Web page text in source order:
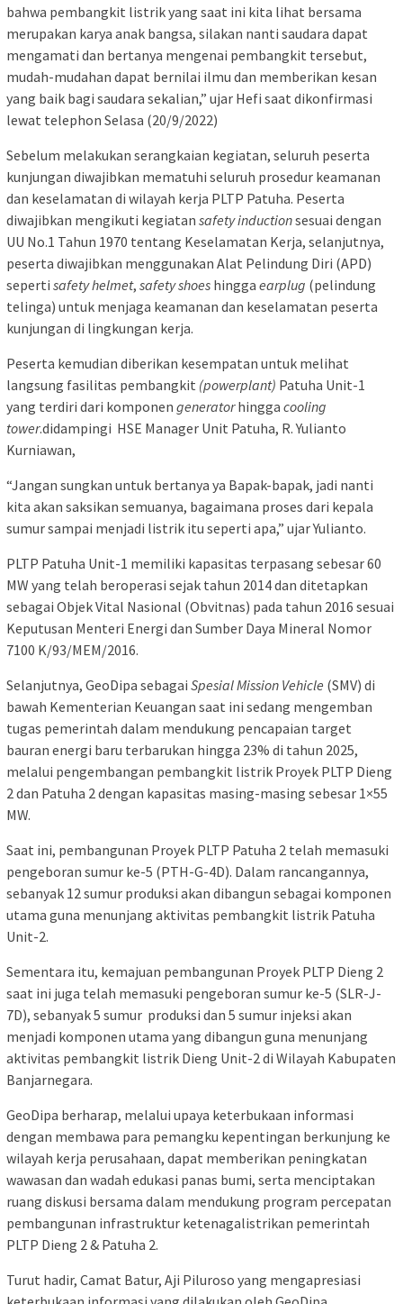
bahwa pembangkit listrik yang saat ini kita lihat bersama
merupakan karya anak bangsa, silakan nanti saudara dapat
mengamati dan bertanya mengenai pembangkit tersebut,
mudah-mudahan dapat bernilai ilmu dan memberikan kesan
yang baik bagi saudara sekalian,” ujar Hefi saat dikonfirmasi
lewat telephon Selasa (20/9/2022)
Sebelum melakukan serangkaian kegiatan, seluruh peserta
kunjungan diwajibkan mematuhi seluruh prosedur keamanan
dan keselamatan di wilayah kerja PLTP Patuha. Peserta
diwajibkan mengikuti kegiatan safety inductionsesuai dengan
UU No.1 Tahun 1970 tentang Keselamatan Kerja, selanjutnya,
peserta diwajibkan menggunakan Alat Pelindung Diri (APD)
seperti safetyhelmet, safety shoes hingga earplug (pelindung
telinga) untuk menjaga keamanan dan keselamatan peserta
kunjungan di lingkungan kerja.
Peserta kemudian diberikan kesempatan untuk melihat
langsung fasilitas pembangkit (powerplant) Patuha Unit-1
yang terdiri dari komponen generatorhingga cooling
tower.didampingi HSE Manager Unit Patuha, R. Yulianto
Kurniawan,
“Jangan sungkan untuk bertanya ya Bapak-bapak, jadi nanti
kita akan saksikan semuanya, bagaimana proses dari kepala
sumur sampai menjadi listrik itu seperti apa,” ujar Yulianto.
PLTP Patuha Unit-1 memiliki kapasitas terpasang sebesar 60
MW yang telah beroperasi sejak tahun 2014 dan ditetapkan
sebagai Objek Vital Nasional (Obvitnas) pada tahun 2016 sesuai
Keputusan Menteri Energi dan Sumber Daya Mineral Nomor
7100 K/93/MEM/2016.
Selanjutnya, GeoDipa sebagai Spesial Mission Vehicle (SMV) di
bawah Kementerian Keuangan saat ini sedang mengemban
tugas pemerintah dalam mendukung pencapaian target
bauran energi baru terbarukan hingga 23% di tahun 2025,
melalui pengembangan pembangkit listrik Proyek PLTP Dieng
2 dan Patuha 2 dengan kapasitas masing-masing sebesar 1×55
MW.
Saat ini, pembangunan Proyek PLTP Patuha 2 telah memasuki
pengeboran sumur ke-5 (PTH-G-4D). Dalam rancangannya,
sebanyak 12 sumur produksi akan dibangun sebagai komponen
utama guna menunjang aktivitas pembangkit listrik Patuha
Unit-2.
Sementara itu, kemajuan pembangunan Proyek PLTP Dieng 2
saat ini juga telah memasuki pengeboran sumur ke-5 (SLR-J-
7D), sebanyak 5 sumur produksi dan 5 sumur injeksi akan
menjadi komponen utama yang dibangun guna menunjang
aktivitas pembangkit listrik Dieng Unit-2 di Wilayah Kabupaten
Banjarnegara.
GeoDipa berharap, melalui upaya keterbukaan informasi
dengan membawa para pemangku kepentingan berkunjung ke
wilayah kerja perusahaan, dapat memberikan peningkatan
wawasan dan wadah edukasi panas bumi, serta menciptakan
ruang diskusi bersama dalam mendukung program percepatan
pembangunan infrastruktur ketenagalistrikan pemerintah
PLTP Dieng 2 & Patuha 2.
Turut hadir, Camat Batur, Aji Piluroso yang mengapresiasi